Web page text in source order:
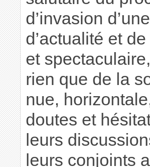
d’invasion
d’actualité et
et
rien que de la
nue,
doutes et
leurs
leurs conjoints